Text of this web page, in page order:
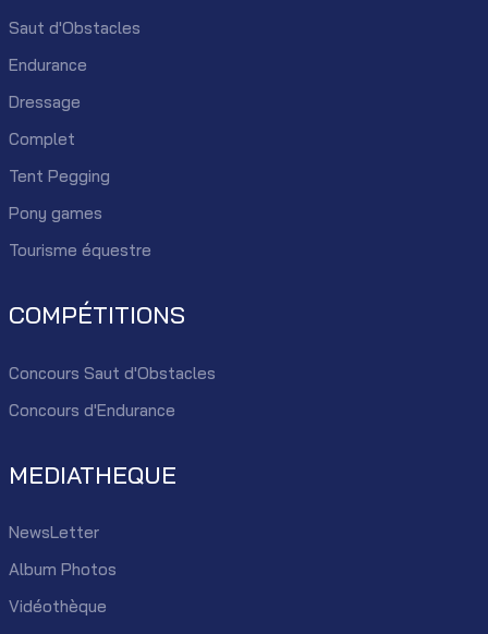
Saut d'Obstacles
Endurance
Dressage
Complet
Tent Pegging
Pony games
Tourisme équestre
COMPÉTITIONS
Concours Saut d'Obstacles
Concours d'Endurance
MEDIATHEQUE
NewsLetter
Album Photos
Vidéothèque